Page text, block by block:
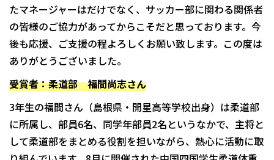
たマネージャーはだけでなく、サッカー部に関わる関係者
の皆様のご協力があってからこそだと思っております。今
後も応援、ご支援の程よろしくお願い致します。この度は
ありがとうございました。
受賞者：柔道部 福間尚志さん
3年生の福間さん（島根県・開星高等学校出身）は柔道部
に所属し、部員6名、同学年部員2名というなかで、主将と
して柔道部をまとめる役割を担いながら、熱心に活動に取